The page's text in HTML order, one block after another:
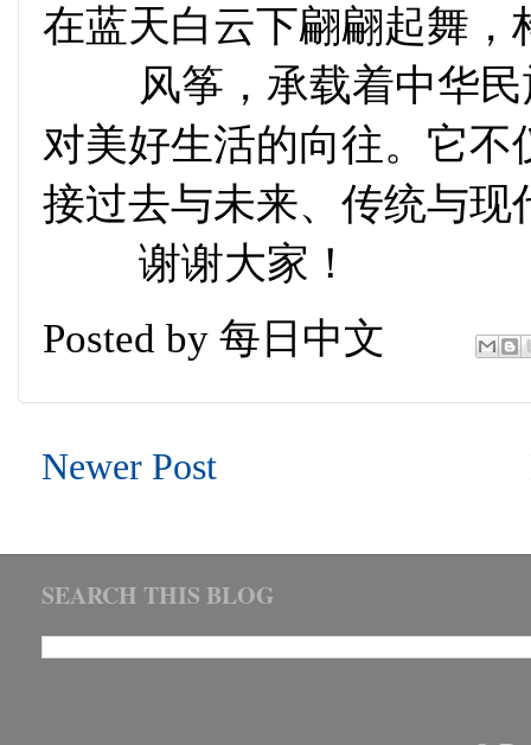
在蓝天白云下翩翩起舞
风筝，承载着中华民
对美好生活的向往。它
接过去与未来、传统与现
谢谢大家！
Posted by 每日中文
Newer Post
SEARCH THIS BLOG